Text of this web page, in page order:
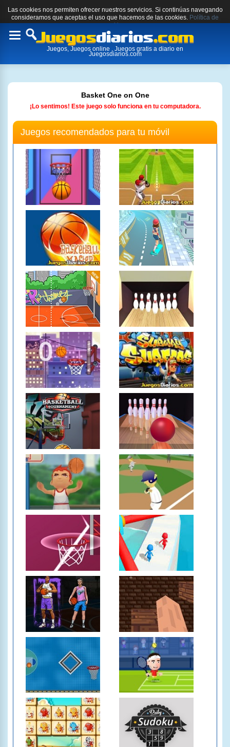
Las cookies nos permiten ofrecer nuestros servicios. Si continúas navegando
consideramos que aceptas el uso que hacemos de las cookies. Política de
cookies.
Toggle
Juegos, Juegos online , Juegos gratis a diario en
Juegosdiarios.com
Basket One on One
¡Lo sentimos! Este juego solo funciona en tu computadora.
Juegos recomendados para tu móvil